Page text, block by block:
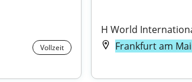
Vollzeit
H World
Frankfurt am